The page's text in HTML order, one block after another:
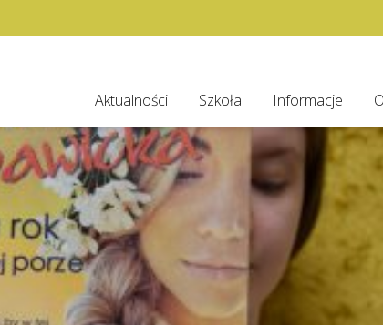
Aktualności Szkoła Informacje